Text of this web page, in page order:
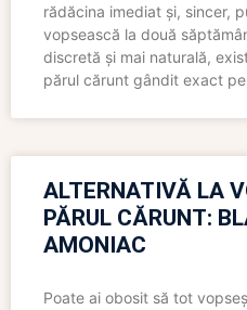
rădăcina imediat și, sincer,
vopsească la două
discretă și mai naturală,
părul cărunt gândit exact
ALTERNATIVĂ LA
PĂRUL CĂRUNT:
AMONIAC
Poate ai obosit să tot